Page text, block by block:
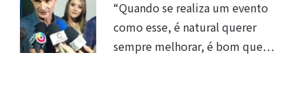
“Quando se realiza um evento
como esse, é natural querer
sempre melhorar, é bom que…